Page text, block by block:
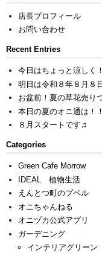
店長プロフィール
お問い合わせ
Recent Entries
今日はちょっと涼しく
明日は令和８年８月８
お盆前！夏の草花売り
本日の夏のオニ通は！！
８月スタートです♫
Categories
Green Cafe Morrow
IDEAL 植物生活
えんとつ町のプペル
オニちゃんねる
オニヅカ公式アプリ
ガーデニング
インテリアグリーン